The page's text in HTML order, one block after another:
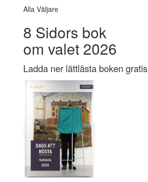
Alla Väljare
8 Sidors bok
om valet 2026
Ladda ner lättlästa boken gratis